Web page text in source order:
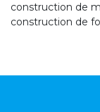
construction de
construction de